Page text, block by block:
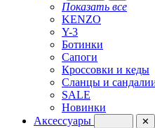
Показать все
KENZO
Y-3
Ботинки
Сапоги
Кроссовки и кеды
Сланцы и
SALE
Новинки
Аксессуары
✕